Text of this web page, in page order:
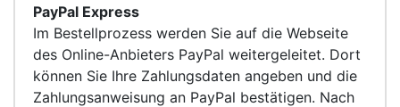
PayPal Express
Im Bestellprozess werden Sie auf die Webseite
des Online-Anbieters PayPal weitergeleitet. Dort
können Sie Ihre Zahlungsdaten angeben und die
Zahlungsanweisung an PayPal bestätigen. Nach